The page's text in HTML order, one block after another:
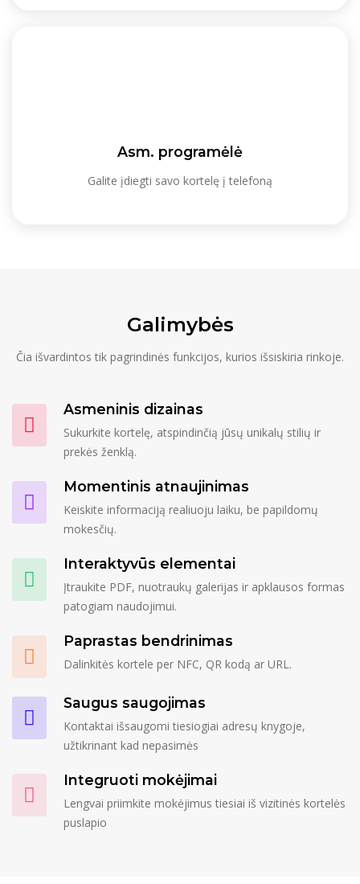
Asm. programėlė
Galite įdiegti savo kortelę į telefoną
Galimybės
Čia išvardintos tik pagrindinės funkcijos, kurios išsiskiria rinkoje.
Asmeninis dizainas
Sukurkite kortelę, atspindinčią jūsų unikalų stilių ir
prekės ženklą.
Momentinis atnaujinimas
Keiskite informaciją realiuoju laiku, be papildomų
mokesčių.
Interaktyvūs elementai
Įtraukite PDF, nuotraukų galerijas ir apklausos formas
patogiam naudojimui.
Paprastas bendrinimas
Dalinkitės kortele per NFC, QR kodą ar URL.
Saugus saugojimas
Kontaktai išsaugomi tiesiogiai adresų knygoje,
užtikrinant kad nepasimės
Integruoti mokėjimai
Lengvai priimkite mokėjimus tiesiai iš vizitinės kortelės
puslapio